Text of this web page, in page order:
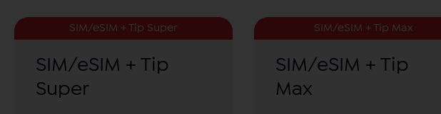
SIM/eSIM + Tip Super
SIM/eSIM + Tip
Super
SIM/eSIM + Tip Max
SIM/eSIM + Tip
Max